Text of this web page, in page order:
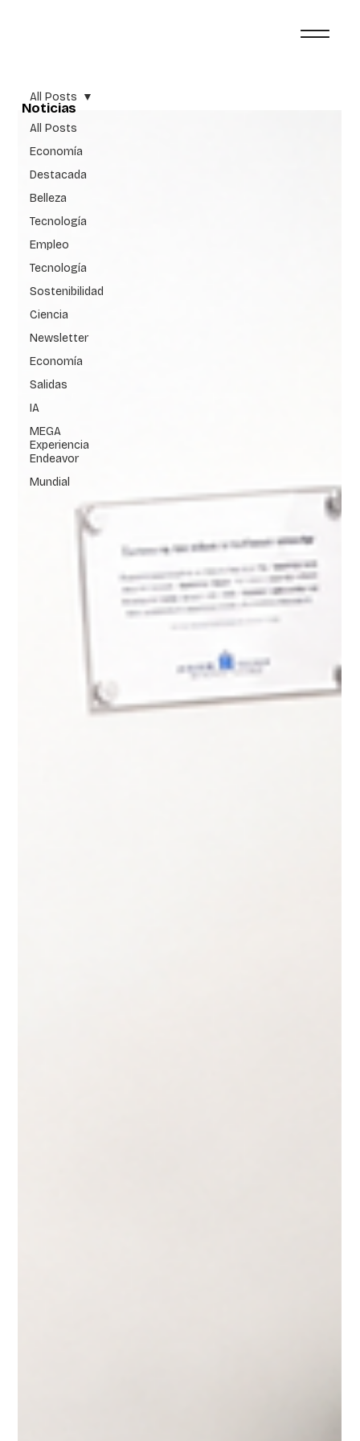
All Posts
Economía
Destacada
Belleza
Tecnología
Empleo
Tecnología
Sostenibilidad
Ciencia
Newsletter
Economía
Salidas
IA
MEGA
Experiencia
Endeavor
Mundial
All Posts
Noticias